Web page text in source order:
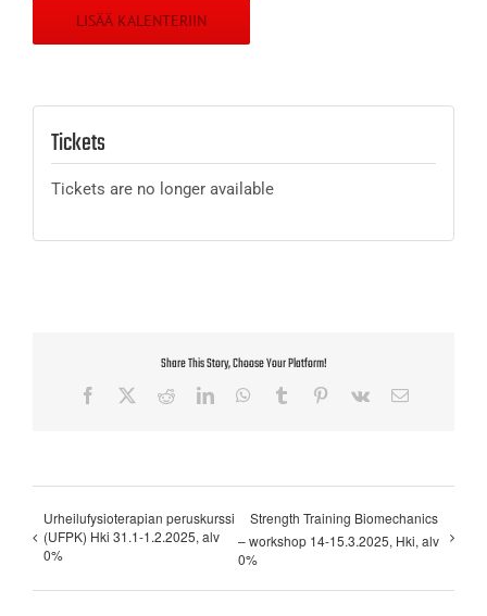
LISÄÄ KALENTERIIN
Tickets
Tickets are no longer available
Share This Story, Choose Your Platform!
Facebook RedditLinkedInWhatsApp
Tumblr Pinterest
Vk Sähköposti
Urheilufysioterapian peruskurssi
(UFPK) Hki 31.1-1.2.2025, alv
0%
Strength Training Biomechanics
– workshop 14-15.3.2025, Hki, alv
0%